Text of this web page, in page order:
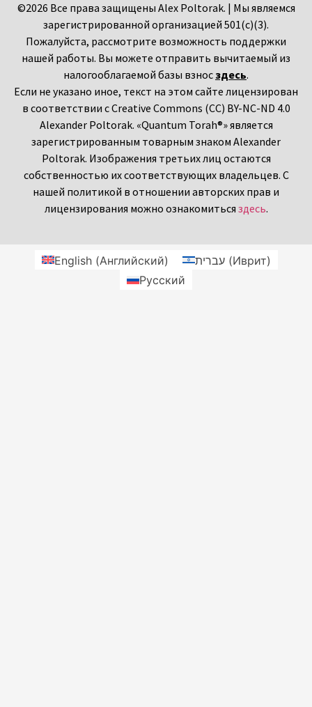
©2026 Все права защищены Alex Poltorak. | Мы являемся
зарегистрированной организацией 501(c)(3).
Пожалуйста, рассмотрите возможность поддержки
нашей работы. Вы можете отправить вычитаемый из
налогооблагаемой базы взнос здесь.
Если не указано иное, текст на этом сайте лицензирован
в соответствии с Creative Commons (CC) BY-NC-ND 4.0
Alexander Poltorak. «Quantum Torah®» является
зарегистрированным товарным знаком Alexander
Poltorak. Изображения третьих лиц остаются
собственностью их соответствующих владельцев. С
нашей политикой в отношении авторских прав и
лицензирования можно ознакомиться здесь.
English(Английский) עברית(Иврит)
Русский